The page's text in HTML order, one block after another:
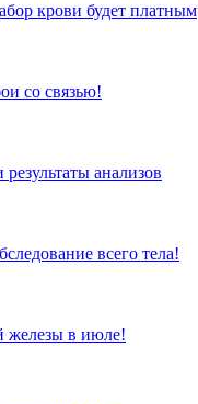
крови будет платным
со связью!
анализов
всего тела!
железы в июле!